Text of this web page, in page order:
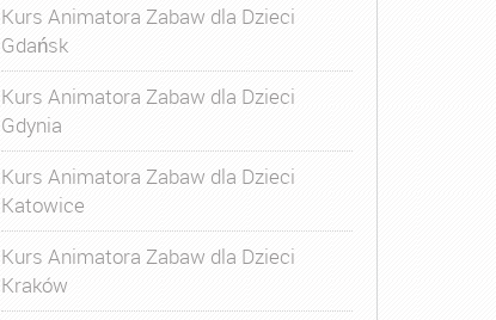
Kurs Animatora Zabaw dla Dzieci
Gdańsk
Kurs Animatora Zabaw dla Dzieci
Gdynia
Kurs Animatora Zabaw dla Dzieci
Katowice
Kurs Animatora Zabaw dla Dzieci
Kraków